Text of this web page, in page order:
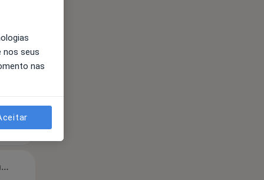
Segunda-feira
nos seus
nas